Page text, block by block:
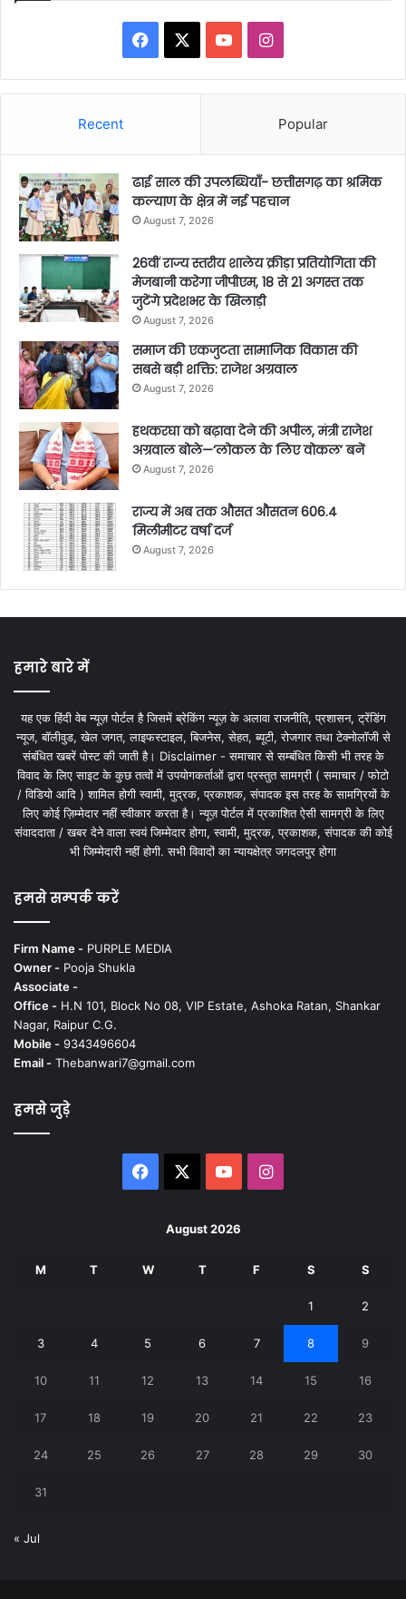
Facebook YouTubeInstagram
Recent Popular
ढाई साल की उपलब्धियाँ- छत्तीसगढ़ का श्रमिक
कल्याण के क्षेत्र में नई पहचान
August 7, 2026
26वीं राज्य स्तरीय शालेय क्रीड़ा प्रतियोगिता की
मेजबानी करेगा जीपीएम, 18 से 21 अगस्त तक
जुटेंगे प्रदेशभर के खिलाड़ी
August 7, 2026
समाज की एकजुटता सामाजिक विकास की
सबसे बड़ी शक्ति: राजेश अग्रवाल
August 7, 2026
हथकरघा को बढ़ावा देने की अपील, मंत्री राजेश
अग्रवाल बोले—‘लोकल के लिए वोकल’ बनें
August 7, 2026
राज्य में अब तक औसत औसतन 606.4
मिलीमीटर वर्षा दर्ज
August 7, 2026
हमारे बारे में
यह एक हिंदी वेब न्यूज़ पोर्टल है जिसमें ब्रेकिंग न्यूज़ के अलावा राजनीति, प्रशासन, ट्रेंडिंग
न्यूज, बॉलीवुड, खेल जगत, लाइफस्टाइल, बिजनेस, सेहत, ब्यूटी, रोजगार तथा टेक्नोलॉजी से
संबंधित खबरें पोस्ट की जाती है। Disclaimer - समाचार से सम्बंधित किसी भी तरह के
विवाद के लिए साइट के कुछ तत्वों में उपयोगकर्ताओं द्वारा प्रस्तुत सामग्री ( समाचार / फोटो
/ विडियो आदि ) शामिल होगी स्वामी, मुद्रक, प्रकाशक, संपादक इस तरह के सामग्रियों के
लिए कोई ज़िम्मेदार नहीं स्वीकार करता है। न्यूज़ पोर्टल में प्रकाशित ऐसी सामग्री के लिए
संवाददाता / खबर देने वाला स्वयं जिम्मेदार होगा, स्वामी, मुद्रक, प्रकाशक, संपादक की कोई
भी जिम्मेदारी नहीं होगी. सभी विवादों का न्यायक्षेत्र जगदलपुर होगा
हमसे सम्पर्क करें
Firm Name - PURPLE MEDIA
Owner - Pooja Shukla
Associate -
Office - H.N 101, Block No 08, VIP Estate, Ashoka Ratan, Shankar
Nagar, Raipur C.G.
Mobile - 9343496604
Email - Thebanwari7@gmail.com
हमसे जुड़े
Facebook YouTubeInstagram
August 2026
M T W T F S S
1 2
3 4 5 6 7 8 9
10 11 12 13 14 15 16
17 18 19 20 21 22 23
24 25 26 27 28 29 30
31
« Jul